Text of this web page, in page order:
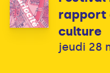
rapport
culture
jeudi 28